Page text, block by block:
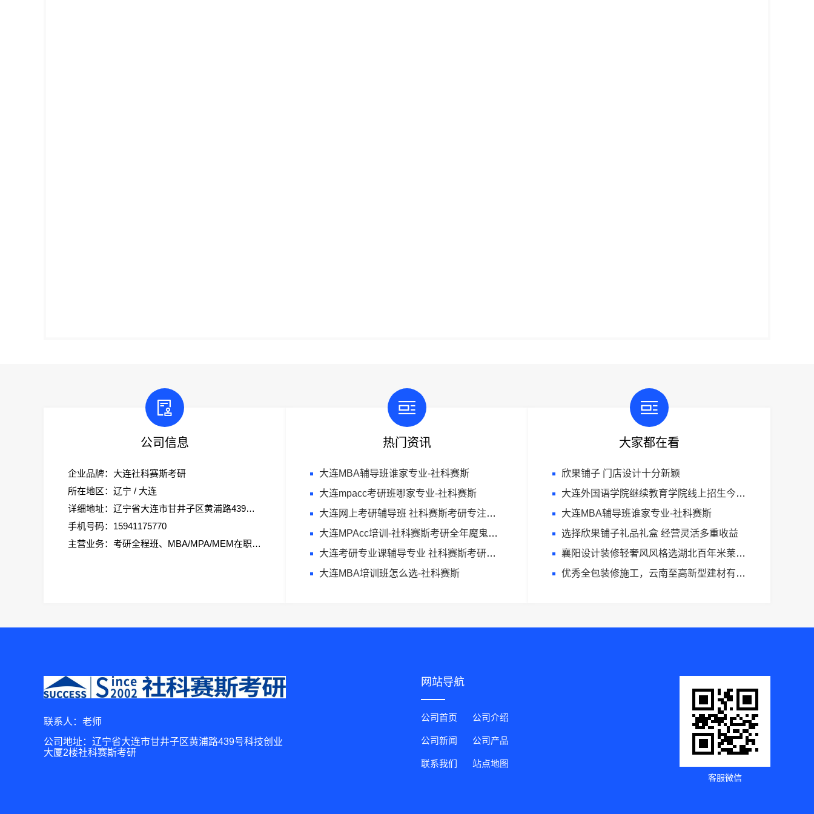
公司信息
企业品牌：大连社科赛斯考研
所在地区：辽宁 / 大连
详细地址：辽宁省大连市甘井子区黄浦路439号科技创业大厦2楼社科赛斯考研
手机号码：15941175770
主营业务：考研全程班、MBA/MPA/MEM在职考研、会计专硕、考研集训营
热门资讯
大连MBA辅导班谁家专业-社科赛斯
大连mpacc考研班哪家专业-社科赛斯
大连网上考研辅导班 社科赛斯考研专注考研20年
大连MPAcc培训-社科赛斯考研全年魔鬼集训营
大连考研专业课辅导专业 社科赛斯考研个性化定制课程
大连MBA培训班怎么选-社科赛斯
大家都在看
欣果铺子 门店设计十分新颖
大连外国语学院继续教育学院线上招生今日信息
大连MBA辅导班谁家专业-社科赛斯
选择欣果铺子礼品礼盒 经营灵活多重收益
襄阳设计装修轻奢风风格选湖北百年米莱空间美学装饰材料有限公司
优秀全包装修施工，云南至高新型建材有限公司标准化团队全程管控
联系人：老师
公司地址：辽宁省大连市甘井子区黄浦路439号科技创业
大厦2楼社科赛斯考研
网站导航
公司首页 公司介绍
公司新闻 公司产品
联系我们 站点地图
客服微信